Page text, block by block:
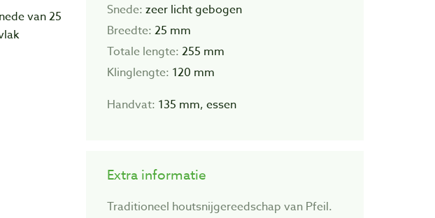
van 25
Snede: zeer licht gebogen
Breedte: 25 mm
Totale lengte: 255 mm
Klinglengte: 120 mm
Handvat: 135 mm, essen
Extra informatie
Traditioneel houtsnijgereedschap van Pfeil.